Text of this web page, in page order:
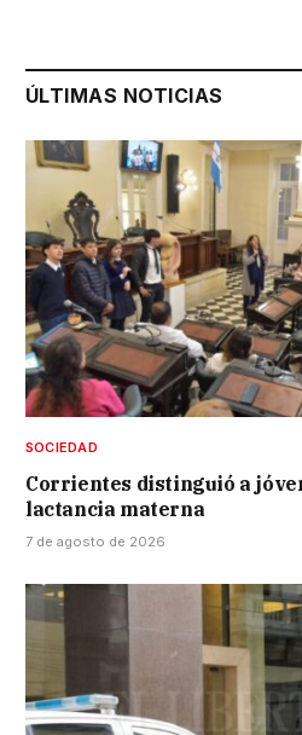
ÚLTIMAS NOTICIAS
SOCIEDAD
Corrientes distinguió a
lactancia materna
7 de agosto de 2026